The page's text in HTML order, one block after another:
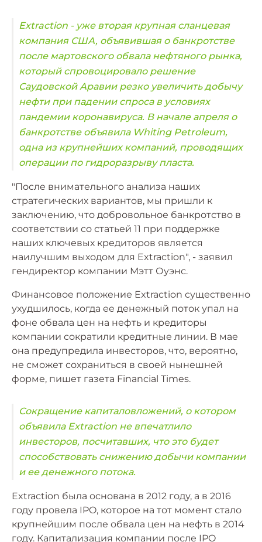
Extraction - уже вторая крупная сланцевая
компания США, объявившая о банкротстве
после мартовского обвала нефтяного рынка,
который спровоцировало решение
Саудовской Аравии резко увеличить добычу
нефти при падении спроса в условиях
пандемии коронавируса. В начале апреля о
банкротстве объявила Whiting Petroleum,
одна из крупнейших компаний, проводящих
операции по гидроразрыву пласта.
"После внимательного анализа наших
стратегических вариантов, мы пришли к
заключению, что добровольное банкротство в
соответствии со статьей 11 при поддержке
наших ключевых кредиторов является
наилучшим выходом для Extraction", - заявил
гендиректор компании Мэтт Оуэнс.
Финансовое положение Extraction существенно
ухудшилось, когда ее денежный поток упал на
фоне обвала цен на нефть и кредиторы
компании сократили кредитные линии. В мае
она предупредила инвесторов, что, вероятно,
не сможет сохраниться в своей нынешней
форме, пишет газета Financial Times.
Сокращение капиталовложений, о котором
объявила Extraction не впечатлило
инвесторов, посчитавших, что это будет
способствовать снижению добычи компании
и ее денежного потока.
Extraction была основана в 2012 году, а в 2016
году провела IPO, которое на тот момент стало
крупнейшим после обвала цен на нефть в 2014
году. Капитализация компании после IPO